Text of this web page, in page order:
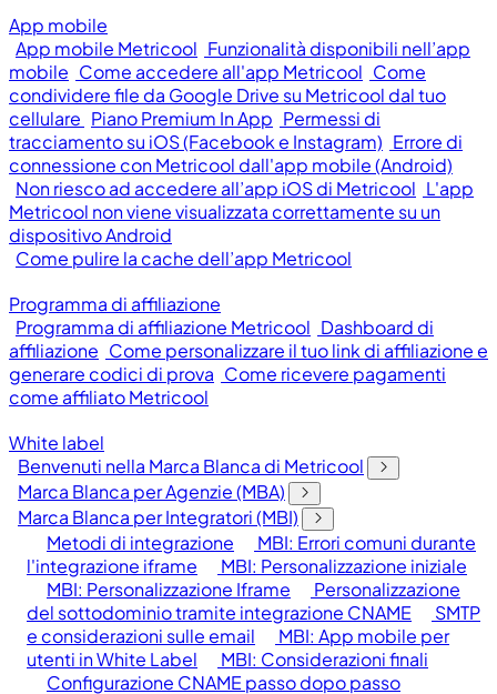
App mobile
App mobile Metricool Funzionalità disponibili nell’app
mobile Come accedere all'app Metricool Come
condividere file da Google Drive su Metricool dal tuo
cellulare Piano Premium In App Permessi di
tracciamento su iOS (Facebook e Instagram) Errore di
connessione con Metricool dall'app mobile (Android)
Non riesco ad accedere all’app iOS di Metricool L'app
Metricool non viene visualizzata correttamente su un
dispositivo Android
Come pulire la cache dell’app Metricool
Programma di affiliazione
Programma di affiliazione Metricool Dashboard di
affiliazione Come personalizzare il tuo link di affiliazione e
generare codici di prova Come ricevere pagamenti
come affiliato Metricool
White label
Benvenuti nella Marca Blanca di Metricool
Marca Blanca per Agenzie (MBA)
Marca Blanca per Integratori (MBI)
Metodi di integrazione
MBI: Errori comuni durante
l'integrazione iframe
MBI: Personalizzazione iniziale
MBI: Personalizzazione Iframe
Personalizzazione
del sottodominio tramite integrazione CNAME
SMTP
e considerazioni sulle email
MBI: App mobile per
utenti in White Label
MBI: Considerazioni finali
Configurazione CNAME passo dopo passo